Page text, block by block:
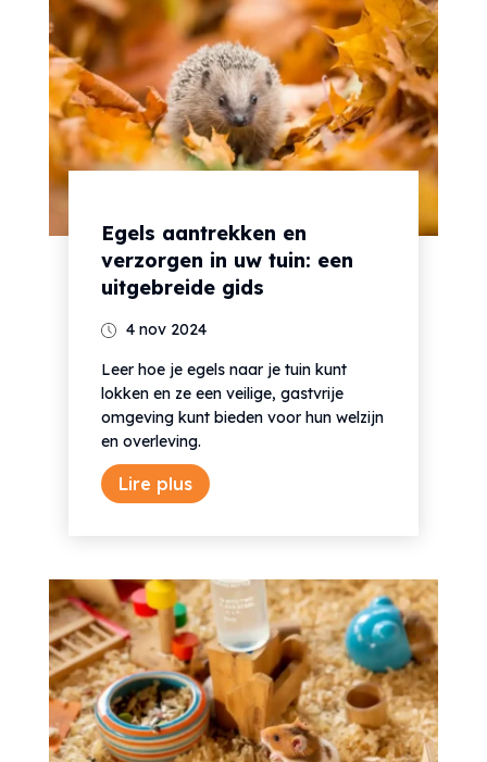
Egels aantrekken en
verzorgen in uw tuin: een
uitgebreide gids
4 nov 2024
Leer hoe je egels naar je tuin kunt
lokken en ze een veilige, gastvrije
omgeving kunt bieden voor hun welzijn
en overleving.
Lire plus